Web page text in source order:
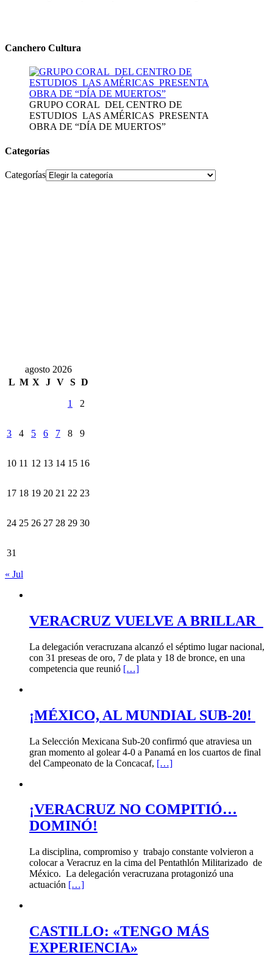
Canchero Cultura
GRUPO CORAL DEL CENTRO DE
ESTUDIOS LAS AMÉRICAS PRESENTA
OBRA DE “DÍA DE MUERTOS”
Categorías
Categorías
agosto 2026
L M X J V S D
1 2
3 4 5 6 7 8 9
10 11 12 13 14 15 16
17 18 19 20 21 22 23
24 25 26 27 28 29 30
31
« Jul
VERACRUZ VUELVE A BRILLAR
La delegación veracruzana alcanzó el séptimo lugar nacional,
con 31 preseas de oro, 7 de plata y 18 de bronce, en una
competencia que reunió […]
¡MÉXICO, AL MUNDIAL SUB-20!
La Selección Mexicana Sub-20 confirmó que atraviesa un
gran momento al golear 4-0 a Panamá en los cuartos de final
del Campeonato de la Concacaf, […]
¡VERACRUZ NO COMPITIÓ…
DOMINÓ!
La disciplina, compromiso y trabajo constante volvieron a
colocar a Veracruz en la cima del Pentathlón Militarizado de
México. La delegación veracruzana protagonizó una
actuación […]
CASTILLO: «TENGO MÁS
EXPERIENCIA»